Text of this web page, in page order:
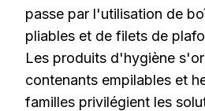
passe par l'utilisation de
pliables et de filets de
Les produits d'hygiène
contenants empilables et
familles privilégient les